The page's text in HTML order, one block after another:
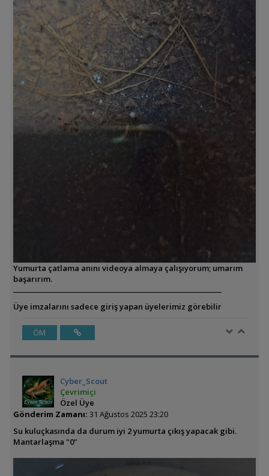
Yumurta çatlama anını videoya almaya çalışıyorum; umarım
başarırım.
Üye imzalarını sadece giriş yapan üyelerimiz görebilir
ÖM
Cyber_Scout
Çevrimiçi
Özel Üye
Gönderim Zamanı: 31 Ağustos 2025 23:20
Su kuluçkasında da durum iyi 2 yumurta çıkış yapacak gibi.
Mantarlaşma "0"